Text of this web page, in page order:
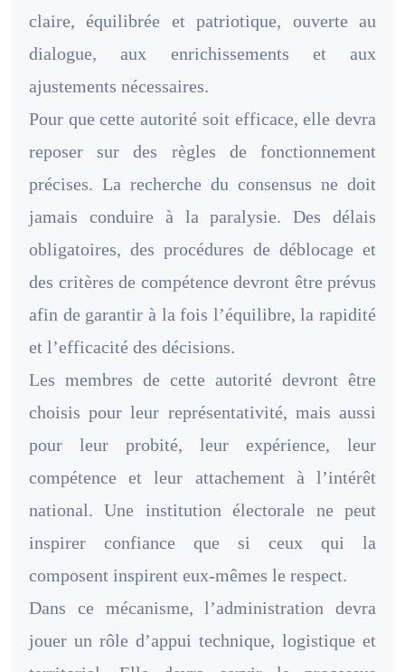
claire, équilibrée et patriotique, ouverte au
dialogue, aux enrichissements et aux
ajustements nécessaires.
Pour que cette autorité soit efficace, elle devra
reposer sur des règles de fonctionnement
précises. La recherche du consensus ne doit
jamais conduire à la paralysie. Des délais
obligatoires, des procédures de déblocage et
des critères de compétence devront être prévus
afin de garantir à la fois l’équilibre, la rapidité
et l’efficacité des décisions.
Les membres de cette autorité devront être
choisis pour leur représentativité, mais aussi
pour leur probité, leur expérience, leur
compétence et leur attachement à l’intérêt
national. Une institution électorale ne peut
inspirer confiance que si ceux qui la
composent inspirent eux-mêmes le respect.
Dans ce mécanisme, l’administration devra
jouer un rôle d’appui technique, logistique et